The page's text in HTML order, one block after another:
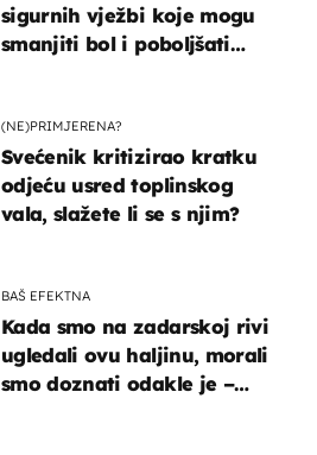
sigurnih vježbi koje mogu
smanjiti bol i poboljšati
(NE)PRIMJERENA?
Svećenik kritizirao kratku
odjeću usred toplinskog
vala, slažete li se s njim?
BAŠ EFEKTNA
Kada smo na zadarskoj rivi
ugledali ovu haljinu, morali
smo doznati odakle je –